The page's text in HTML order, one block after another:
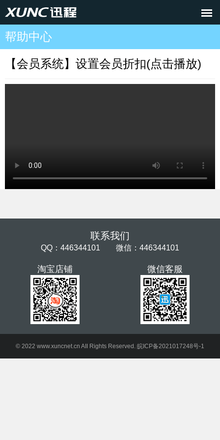
帮助中心
【会员系统】设置会员折扣(点击播放)
联系我们
QQ：446344101 微信：446344101
微信客服
淘宝店铺
© 2022 www.xuncnet.cn AII Rights Reserved. 皖ICP备2021017248号-1